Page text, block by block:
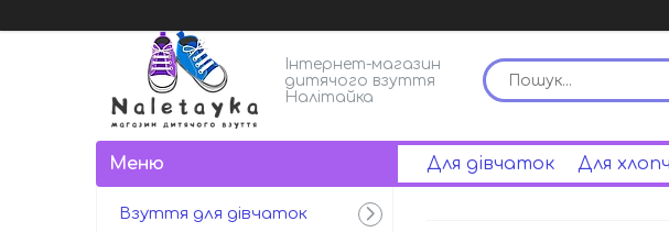
Інтернет-магазин
дитячого взуття
Налітайка
Для дівчаток Для
Взуття для дівчаток